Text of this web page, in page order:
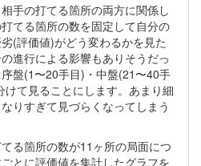
手の打てる箇所の両方に関係し
てる箇所の数を固定して自分の
(評価値)がどう変わるかを見た
進行による影響もありそうだっ
盤(1〜20手目)・中盤(21〜40手
て見ることにします。あまり細
りすぎて見づらくなってしまう
る箇所の数が11ヶ所の局面につ
とに評価値を集計したグラフを